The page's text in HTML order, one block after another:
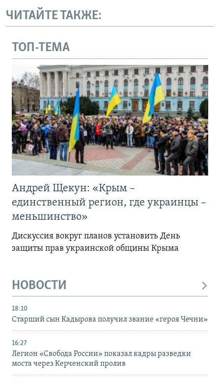
ЧИТАЙТЕ ТАКЖЕ:
ТОП-ТЕМА
Андрей Щекун: «Крым –
единственный регион, где украинцы –
меньшинство»
Дискуссия вокруг планов установить День
защиты прав украинской общины Крыма
НОВОСТИ
18:10
Старший сын Кадырова получил звание «героя Чечни»
16:27
Легион «Свобода России» показал кадры разведки
моста через Керченский пролив